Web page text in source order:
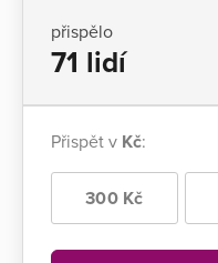
přispělo
71 lidí
Přispět v Kč:
300 Kč